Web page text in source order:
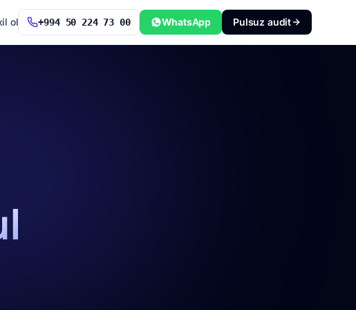
ol +994 50 224 73 00 WhatsApp Pulsuz audit